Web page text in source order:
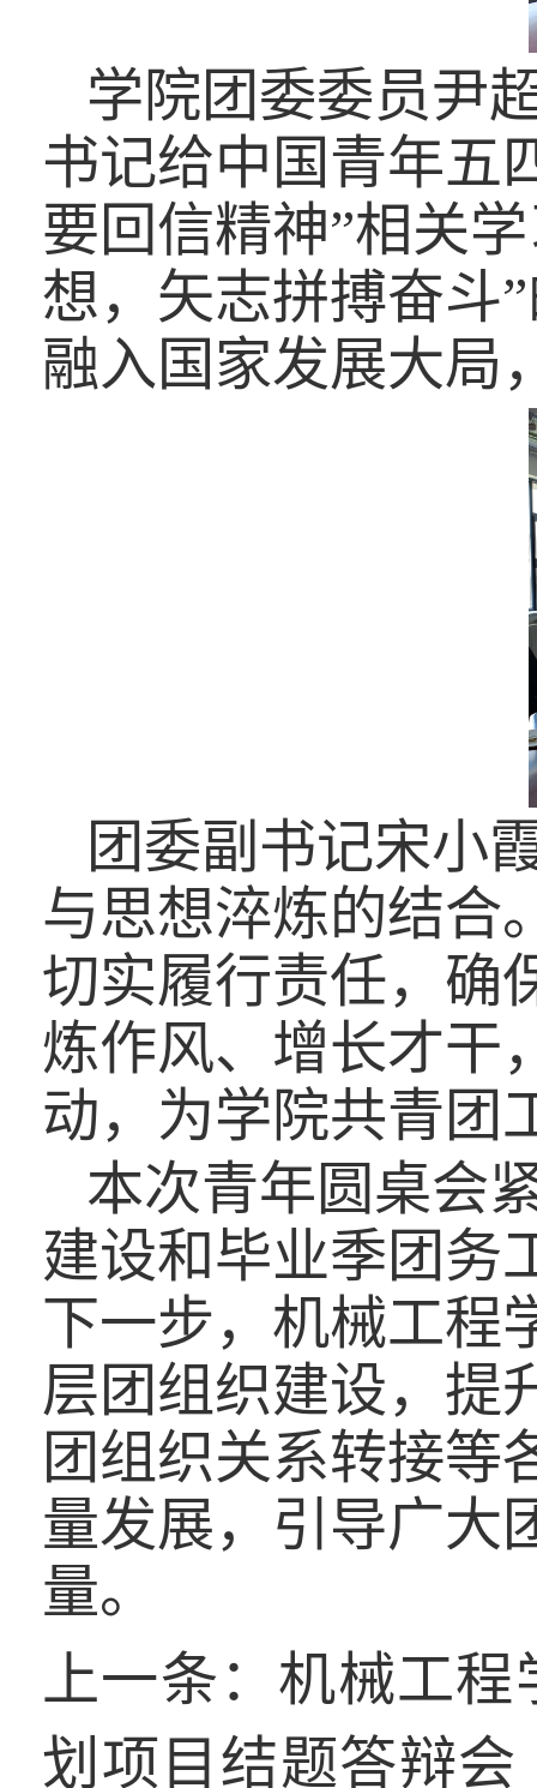
学院团委委员尹
书记给中国青年五
要回信精神”相关
想，矢志拼搏奋斗
融入国家发展大局
团委副书记宋小
与思想淬炼的结合
切实履行责任，确
炼作风、增长才干
动，为学院共青团
本次青年圆桌会
建设和毕业季团务
下一步，机械工程
层团组织建设，提
团组织关系转接等
量发展，引导广大
量。
上一条： 机械工程
划项目结题答辩会